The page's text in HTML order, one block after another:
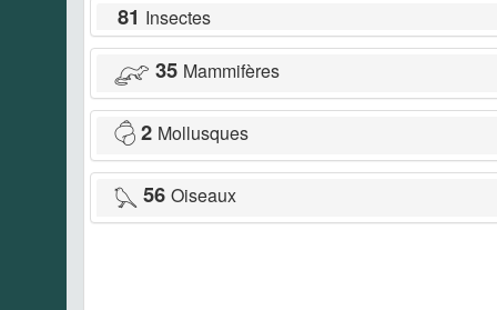
81 Insectes
35 Mammifères
2 Mollusques
56 Oiseaux